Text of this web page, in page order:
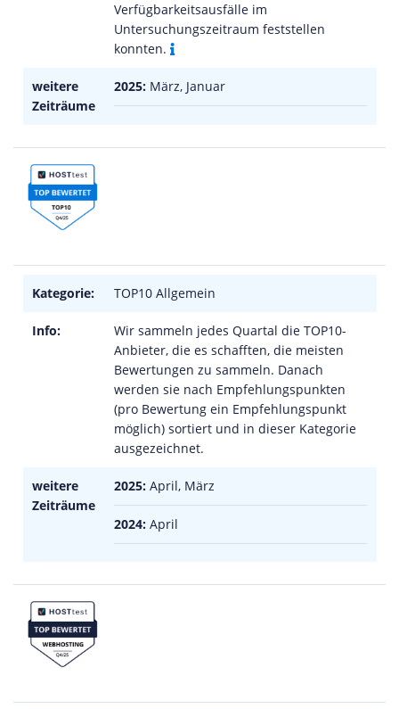
Verfügbarkeitsausfälle im
Untersuchungszeitraum feststellen
konnten.
weitere
Zeiträume
2025: März, Januar
Kategorie: TOP10 Allgemein
Info:
Wir sammeln jedes Quartal die TOP10-
Anbieter, die es schafften, die meisten
Bewertungen zu sammeln. Danach
werden sie nach Empfehlungspunkten
(pro Bewertung ein Empfehlungspunkt
möglich) sortiert und in dieser Kategorie
ausgezeichnet.
weitere
Zeiträume
2025: April, März
2024: April